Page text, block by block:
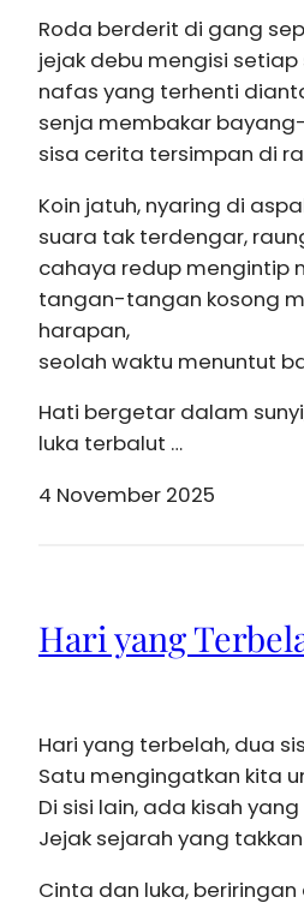
Roda berderit di gang
jejak debu mengisi setiap
nafas yang terhenti
senja membakar
sisa cerita tersimpan di
Koin jatuh, nyaring di
suara tak terdengar,
cahaya redup mengintip
tangan-tangan kosong
harapan,
seolah waktu menuntut
Hati bergetar dalam
luka terbalut …
4 November 2025
Hari yang
Hari yang terbelah, dua
Satu mengingatkan kita
Di sisi lain, ada kisah
Jejak sejarah yang
Cinta dan luka,